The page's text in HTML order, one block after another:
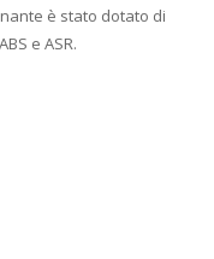
è stato dotato di
e ASR.